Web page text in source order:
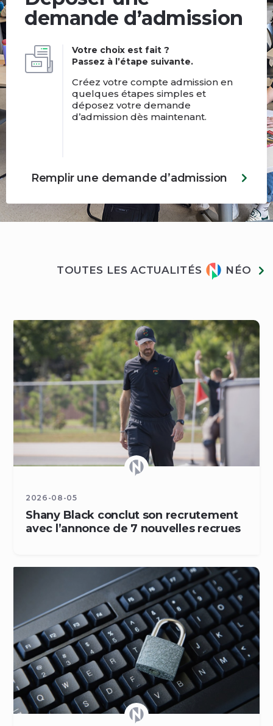
demande d’admission
Votre choix est fait ?
Passez à l’étape suivante.
Créez votre compte admission en
quelques étapes simples et
déposez votre demande
d’admission dès maintenant.
Remplir une demande d’admission
Actualités
TOUTES LES ACTUALITÉS NÉO
2026-08-05
Shany Black conclut son recrutement
avec l’annonce de 7 nouvelles recrues